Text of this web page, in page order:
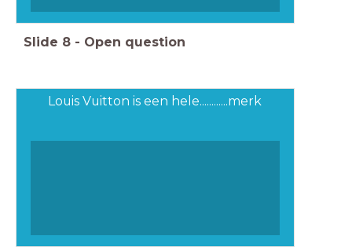
Slide 8 - Open question
Louis Vuitton is een hele............merk